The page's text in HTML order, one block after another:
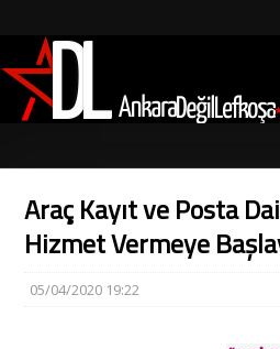
Araç Kayıt ve Posta
Hizmet Vermeye
05/04/2020 19:22